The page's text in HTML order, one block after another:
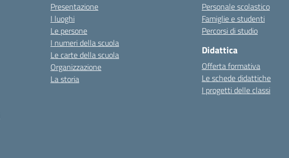
Presentazione
I luoghi
Le persone
I numeri della scuola
Le carte della scuola
Organizzazione
La storia
Personale scolastico
Famiglie e studenti
Percorsi di studio
Didattica
Offerta formativa
Le schede didattiche
I progetti delle classi